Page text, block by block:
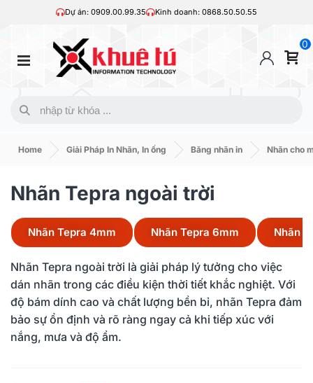
Dự án: 0909.00.99.35 Kinh doanh: 0868.50.50.55
0
Home Giải Pháp In Nhãn, In ống Băng nhãn in Nhãn cho
Nhãn Tepra ngoài trời
Nhãn Tepra 4mm Nhãn Tepra 6mm Nhãn
Nhãn Tepra ngoài trời là giải pháp lý tưởng cho việc
dán nhãn trong các điều kiện thời tiết khắc nghiệt. Với
độ bám dính cao và chất lượng bền bỉ, nhãn Tepra đảm
bảo sự ổn định và rõ ràng ngay cả khi tiếp xúc với
nắng, mưa và độ ẩm.